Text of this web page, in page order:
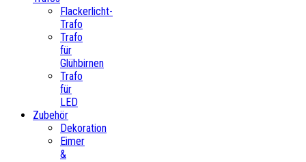
Flackerlicht-
Trafo
Trafo
für
Glühbirnen
Trafo
für
LED
Zubehör
Dekoration
Eimer
&